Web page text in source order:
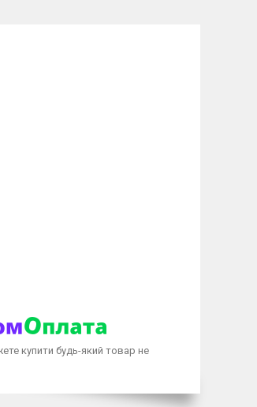
купити будь-який товар не